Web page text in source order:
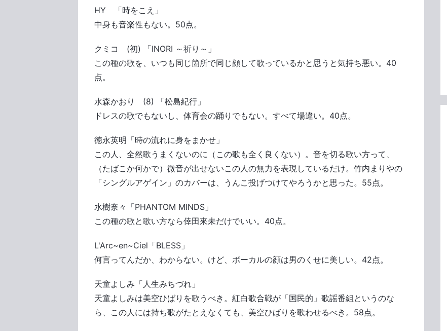
HY 「時をこえ」
中身も音楽性もない。50点。
クミコ (初) 「INORI ～祈り～」
この種の歌を、いつも同じ箇所で同じ顔して歌っているかと思うと気持ち悪い。40
点。
水森かおり (8) 「松島紀行」
ドレスの歌でもないし、体育会の踊りでもない。すべて場違い。40点。
徳永英明「時の流れに身をまかせ」
この人、全然歌うまくないのに（この歌も全く良くない）。音を切る歌い方って、
（たばこか何かで）微音が出せないこの人の無力を表現しているだけ。竹内まりやの
「シングルアゲイン」のカバーは、うんこ投げつけてやろうかと思った。55点。
水樹奈々「PHANTOM MINDS」
この種の歌と歌い方なら倖田來未だけでいい。40点。
L'Arc~en~Ciel「BLESS」
何言ってんだか、わからない。けど、ボーカルの顔は男のくせに美しい。42点。
天童よしみ「人生みちづれ」
天童よしみは美空ひばりを歌うべき。紅白歌合戦が「国民的」歌謡番組というのな
ら、この人には持ち歌がたとえなくても、美空ひばりを歌わせるべき。58点。